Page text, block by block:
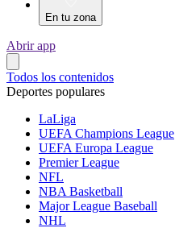
En tu zona
Abrir app
Todos los contenidos
Deportes populares
LaLiga
UEFA Champions League
UEFA Europa League
Premier League
NFL
NBA Basketball
Major League Baseball
NHL